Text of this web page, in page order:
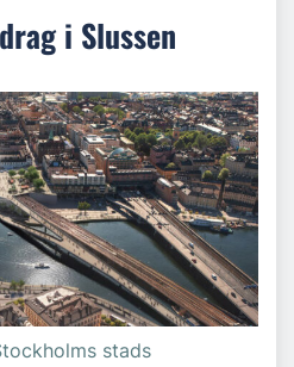
i Slussen
stads